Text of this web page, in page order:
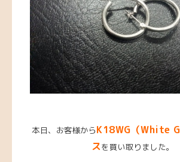
本日、お客様からK18WG（White
スを買い取りました。